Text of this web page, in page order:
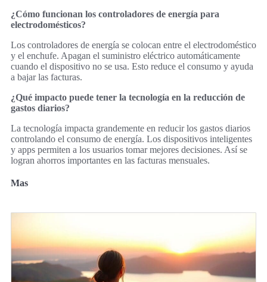
¿Cómo funcionan los controladores de energía para
electrodomésticos?
Los controladores de energía se colocan entre el electrodoméstico
y el enchufe. Apagan el suministro eléctrico automáticamente
cuando el dispositivo no se usa. Esto reduce el consumo y ayuda
a bajar las facturas.
¿Qué impacto puede tener la tecnología en la reducción de
gastos diarios?
La tecnología impacta grandemente en reducir los gastos diarios
controlando el consumo de energía. Los dispositivos inteligentes
y apps permiten a los usuarios tomar mejores decisiones. Así se
logran ahorros importantes en las facturas mensuales.
Mas